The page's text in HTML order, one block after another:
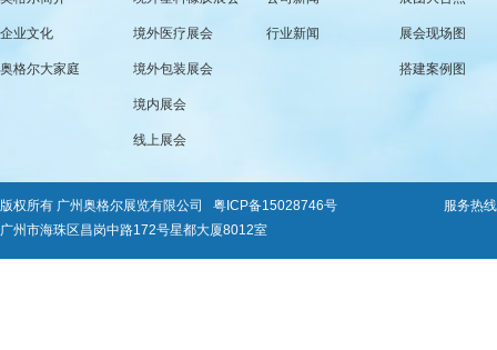
企业文化
奥格尔大家庭
境外医疗展会
境外包装展会
境内展会
线上展会
行业新闻 展会现场图
搭建案例图
版权所有 广州奥格尔展览有限公司 粤ICP备15028746号
服务热
广州市海珠区昌岗中路172号星都大厦8012室